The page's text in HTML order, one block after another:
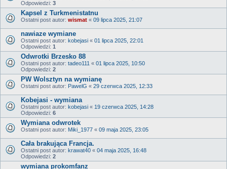
Odpowiedzi: 3
Kapsel z Turkmenistatnu
Ostatni post autor: wismat « 09 lipca 2025, 21:07
nawiaze wymiane
Ostatni post autor: kobejasi « 01 lipca 2025, 22:01
Odpowiedzi: 1
Odwrotki Brzesko 88
Ostatni post autor: tadeo111 « 01 lipca 2025, 10:50
Odpowiedzi: 2
PW Wolsztyn na wymianę
Ostatni post autor: PawelG « 29 czerwca 2025, 12:33
Kobejasi - wymiana
Ostatni post autor: kobejasi « 19 czerwca 2025, 14:28
Odpowiedzi: 6
Wymiana odwrotek
Ostatni post autor: Miki_1977 « 09 maja 2025, 23:05
Cała brakująca Francja.
Ostatni post autor: krawat40 « 04 maja 2025, 16:48
Odpowiedzi: 2
wymiana prokomfanz